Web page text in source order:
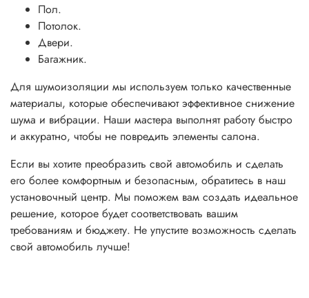
Пол.
Потолок.
Двери.
Багажник.
Для шумоизоляции мы используем только качественные
материалы, которые обеспечивают эффективное снижение
шума и вибрации. Наши мастера выполнят работу быстро
и аккуратно, чтобы не повредить элементы салона.
Если вы хотите преобразить свой автомобиль и сделать
его более комфортным и безопасным, обратитесь в наш
установочный центр. Мы поможем вам создать идеальное
решение, которое будет соответствовать вашим
требованиям и бюджету. Не упустите возможность сделать
свой автомобиль лучше!